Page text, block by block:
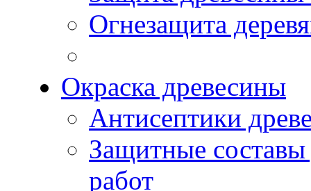
Огнезащита
Окраска древесины
Антисептики
Защитные
работ